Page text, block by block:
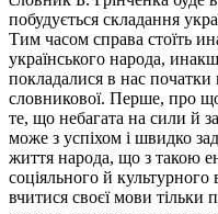
побудується складання
Тим часом справа стоїть
українського народа,
покладалися в нас початки
словникової. Перше, про
те, що небагата на сили й
може з успіхом і швидко
життя народа, що з такою
соціяльного й
вчитися своєї мови тільки